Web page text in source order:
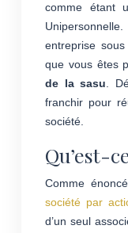
comme étant
entreprise
que vous êtes
de la sasu .
franchir pour
société.
Qu’est-
Comme
société par
d’un seul